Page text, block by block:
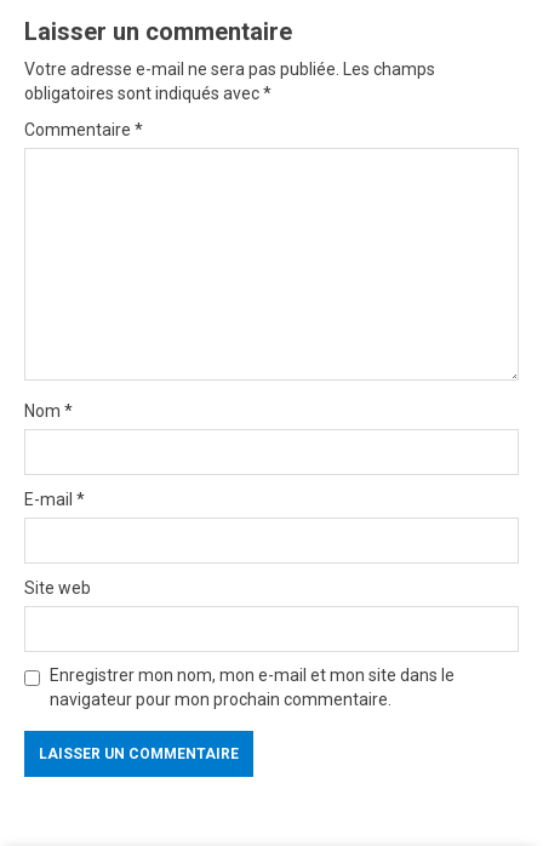
v
i
g
a
Laisser un commentaire
Votre adresse e-mail ne sera pas publiée. Les champs
obligatoires sont indiqués avec*
Commentaire *
Nom *
E-mail *
Site web
Enregistrer mon nom, mon e-mail et mon site dans le
navigateur pour mon prochain commentaire.